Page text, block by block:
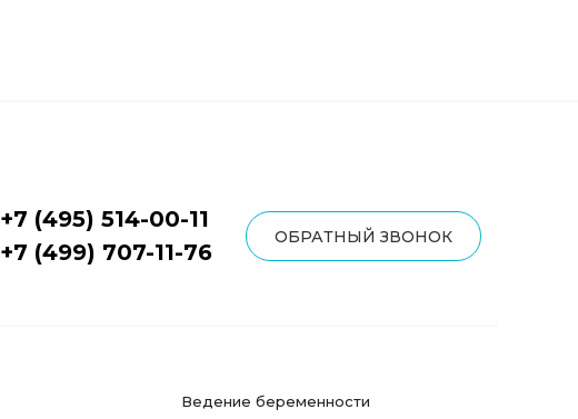
+7 (495) 514-00-11
+7 (499) 707-11-76
ОБРАТНЫЙ ЗВОНОК
Ведение беременности